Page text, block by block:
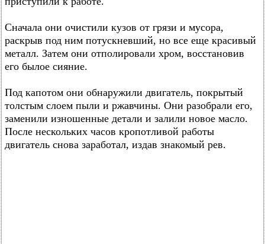
Сначала они очистили кузов от грязи и мусора,
раскрыв под ним потускневший, но все еще красивый
металл. Затем они отполировали хром, восстановив
его былое сияние.
Под капотом они обнаружили двигатель, покрытый
толстым слоем пыли и ржавчины. Они разобрали его,
заменили изношенные детали и залили новое масло.
После нескольких часов кропотливой работы
двигатель снова заработал, издав знакомый рев.